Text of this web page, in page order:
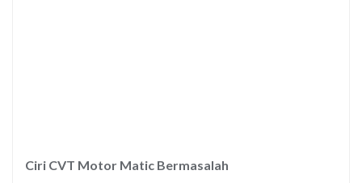
Ciri CVT Motor Matic Bermasalah